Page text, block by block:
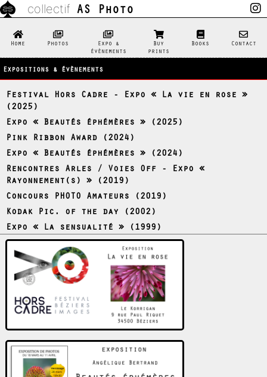
collectif AS Photo
Home Photos
Expo &
évènements
Buy
prints
Books Contact
Expositions & évènements
Festival Hors Cadre - Expo « La vie en rose »
(2025)
Expo « Beautés éphémères » (2025)
Pink Ribbon Award (2024)
Expo « Beautés éphémères » (2024)
Rencontres Arles / Voies Off - Expo «
Rayonnement(s) » (2019)
Concours PHOTO Amateurs (2019)
Kodak Pic. of the day (2002)
Expo « La sensualité » (1999)